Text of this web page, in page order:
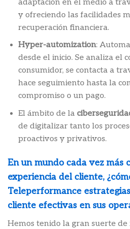
adaptación en el medio a
y ofreciendo las facilidades
recuperación financiera.
Hyper-automization:
desde el inicio. Se analiza el
consumidor, se contacta a
hace seguimiento hasta la
compromiso o un pago.
El ámbito de la
de digitalizar tanto los
proactivos y privativos.
En un mundo cada vez más
experiencia del cliente,
Teleperformance
cliente efectivas en sus
Hemos tenido la gran suerte